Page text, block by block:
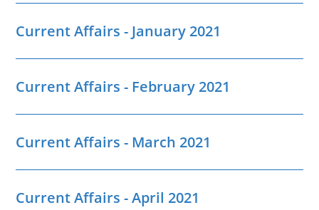
Current Affairs - January 2021
Current Affairs - February 2021
Current Affairs - March 2021
Current Affairs - April 2021